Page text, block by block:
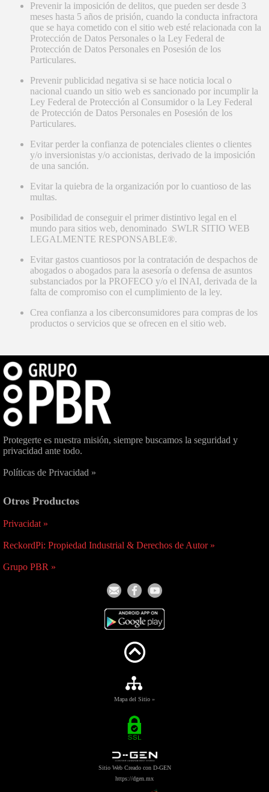
Prevenir la imposición de delitos, que pueden ser desde 3
meses hasta 5 años de prisión, cuando la conducta infractora
que se haya cometido con el sitio web esté relacionada con la
Protección de Datos Personales o la Ley Federal de
Protección de Datos Personales en Posesión de los
Particulares.
Prevenir publicidad negativa si se hace noticia local o
nacional cuando un sitio web es sancionado por incumplir la
Ley Federal de Protección al Consumidor o la Ley Federal
de Protección de Datos Personales en Posesión de los
Particulares.
Evitar perder la confianza de potenciales clientes o clientes
y/o inversionistas y/o accionistas, derivado de la imposición
de una sanción.
Evitar la quiebra de la organización por lo cuantioso de las
multas.
Posibilidad de conseguir el primer distintivo legal en el
mundo para sitios web, denominado SWLR SITIO WEB
LEGALMENTE RESPONSABLE®.
Evitar gastos cuantiosos por la contratación de despachos de
abogados o abogados para la asesoría o defensa de asuntos
substanciados por la PROFECO y/o el INAI, derivada de la
falta de compromiso con el cumplimiento de la ley.
Crea confianza a los ciberconsumidores para compras de los
productos o servicios que se ofrecen en el sitio web.
Protegerte es nuestra misión, siempre buscamos la seguridad y
privacidad ante todo.
Políticas de Privacidad »
Otros Productos
Privacidat »
ReckordPi: Propiedad Industrial & Derechos de Autor »
Grupo PBR »
Mapa del Sitio »
Sitio Web Creado con D-GEN
https://dgen.mx